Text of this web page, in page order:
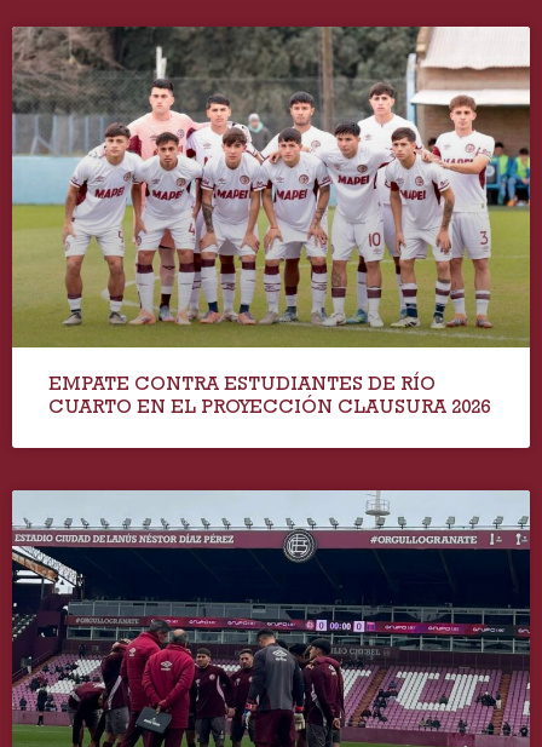
EMPATE CONTRA ESTUDIANTES DE RÍO
CUARTO EN EL PROYECCIÓN CLAUSURA 2026